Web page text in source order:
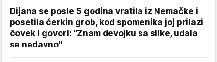
Dijana se posle 5 godina vratila iz Nemačke i
posetila ćerkin grob, kod spomenika joj prilazi
čovek i govori: "Znam devojku sa slike, udala
se nedavno"